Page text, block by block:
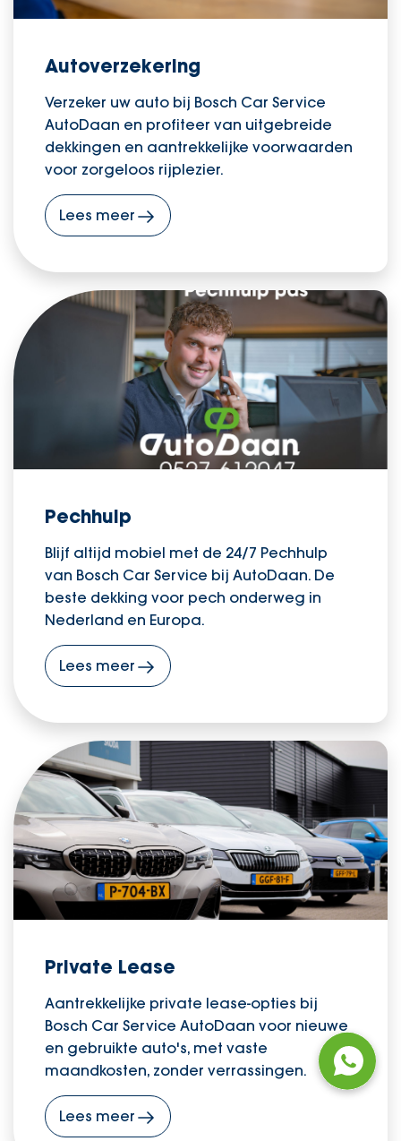
Autoverzekering
Verzeker uw auto bij Bosch Car Service
AutoDaan en profiteer van uitgebreide
dekkingen en aantrekkelijke voorwaarden
voor zorgeloos rijplezier.
Lees meer
Pechhulp
Blijf altijd mobiel met de 24/7 Pechhulp
van Bosch Car Service bij AutoDaan. De
beste dekking voor pech onderweg in
Nederland en Europa.
Lees meer
Private Lease
Aantrekkelijke private lease-opties bij
Bosch Car Service AutoDaan voor nieuwe
en gebruikte auto's, met vaste
maandkosten, zonder verrassingen.
Lees meer